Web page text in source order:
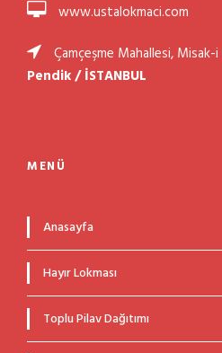
www.ustalokmaci.com
Çamçeşme Mahallesi,
Pendik / İSTANBUL
MENÜ
Anasayfa
Hayır Lokması
Toplu Pilav Dağıtımı